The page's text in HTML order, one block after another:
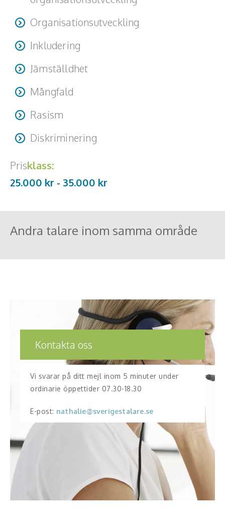
Organisationsutveckling
Inkludering
Jämställdhet
Mångfald
Rasism
Diskriminering
Prisklass:
25.000 kr - 35.000 kr
Andra talare inom samma område
Kontakta oss
Vi svarar på ditt mejl inom 5 minuter under
ordinarie öppettider 07.30-18.30
E-post: nathalie@sverigestalare.se